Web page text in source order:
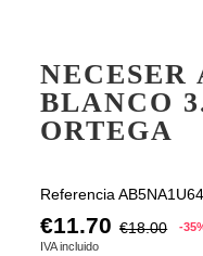
NECESER
BLANCO
ORTEGA
Referencia AB5NA1U64
€11.70 €18.00
-
IVA incluido